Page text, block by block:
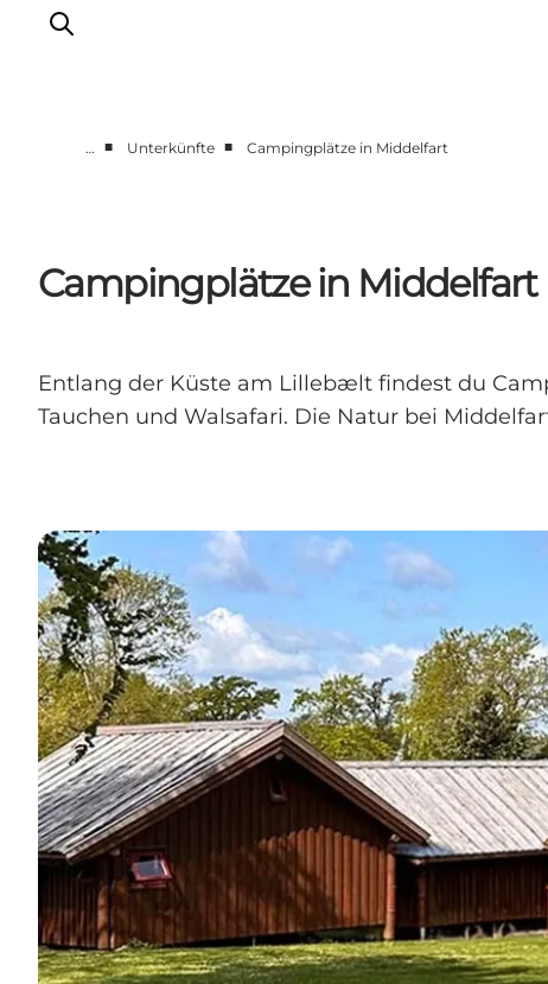
Unterkünfte
Veranstaltungen
… ■ Unterkünfte ■ Campingplätze in Middelfart
Campingplätze in Middelfart
Entlang der Küste am Lillebælt findest du
Tauchen und Walsafari. Die Natur bei